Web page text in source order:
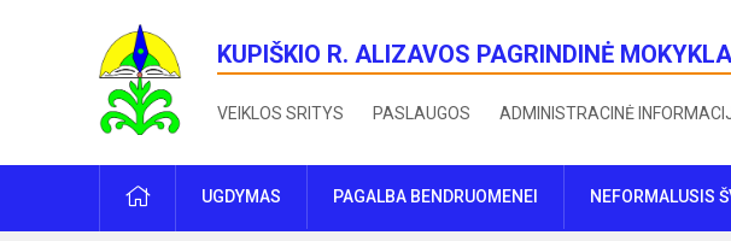
KUPIŠKIO R. ALIZAVOS PAGRINDINĖ
VEIKLOS SRITYS PASLAUGOS ADMINISTRACINĖ
PRADŽIAUGDYMAS PAGALBA BENDRUOMENEI NEFORMALUSIS